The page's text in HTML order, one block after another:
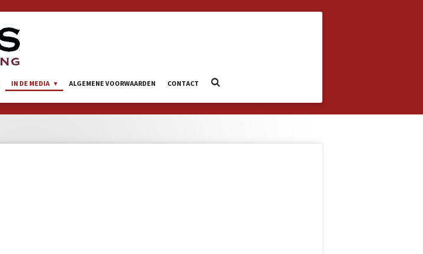
IN DE MEDIA ALGEMENE VOORWAARDEN CONTACT